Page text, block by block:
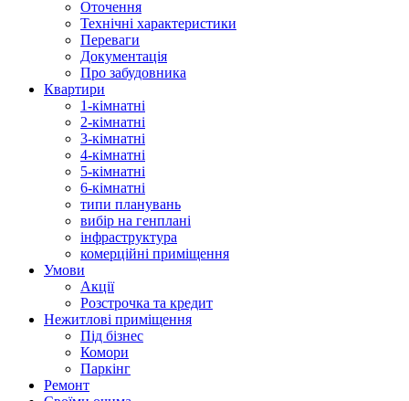
Оточення
Технічні характеристики
Переваги
Документація
Про забудовника
Квартири
1-кімнатні
2-кімнатні
3-кімнатні
4-кімнатні
5-кімнатні
6-кімнатні
типи планувань
вибір на генплані
інфраструктура
комерційні приміщення
Умови
Акції
Розстрочка та кредит
Нежитлові приміщення
Під бізнес
Комори
Паркінг
Ремонт